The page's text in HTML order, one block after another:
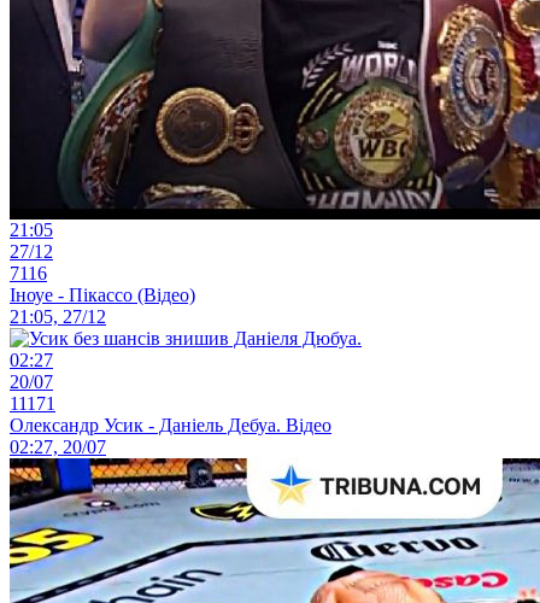
21:05
27/12
7116
Іноуе - Пікассо (Відео)
21:05, 27/12
02:27
20/07
11171
Олександр Усик - Даніель Дебуа. Відео
02:27, 20/07